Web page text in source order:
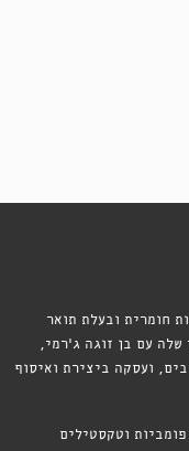
חוקרת תרבות חומרית ובעלת תואר
עם בן זוגה ג'רמי,
ועסקה ביצירת ואיסוף
וטקסטילים